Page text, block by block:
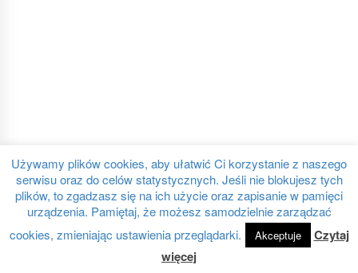
Używamy plików cookies, aby ułatwić Ci korzystanie z naszego
serwisu oraz do celów statystycznych. Jeśli nie blokujesz tych
plików, to zgadzasz się na ich użycie oraz zapisanie w pamięci
urządzenia. Pamiętaj, że możesz samodzielnie zarządzać
cookies, zmieniając ustawienia przeglądarki.
Akceptuje
Czytaj
więcej